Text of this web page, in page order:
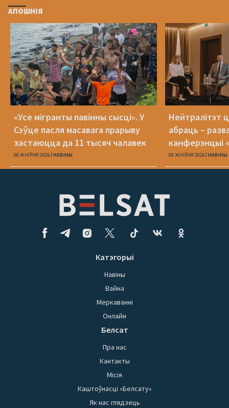
АПОШНІЯ
«Усе мігранты павінны сысці». У
Сэўце пасля масавага прарыву
застаюцца да 11 тысяч чалавек
08 ЖНІЎНЯ 2026 НАВІНЫ
Нейтралітэт
абраць –
канферэнцыі
08 ЖНІЎНЯ 2026 НАВІНЫ
Катэгорыі
Навіны
Вайна
Меркаванні
Онлайн
Белсат
Пра нас
Кантакты
Місія
Каштоўнасці «Белсату»
Як нас глядзець